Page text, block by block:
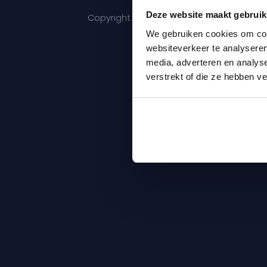
Deze website maakt
We gebruiken cookies om
websiteverkeer te
media, adverteren en
verstrekt of die ze hebben
Copyright 2026 © Maris Care |Algemene